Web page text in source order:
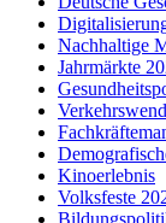
Nachhaltige
Jahrmärkte
Kinoerlebnis
Volksfeste